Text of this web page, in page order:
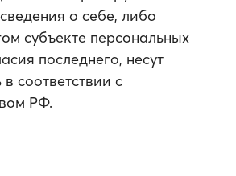
о себе, либо
субъекте персональных
последнего, несут
в соответствии с
РФ.